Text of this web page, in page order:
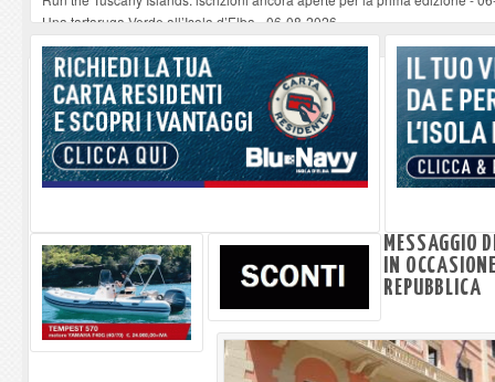
Una tartaruga Verde all’Isola d’Elba-06-08-2026
Furgone in fiamme a Capoliveri, illeso il conducente-06-08-2026
Campo: chiusura della biblioteca comunale in occasione del Santo Patrono
A Carpani si apre la Festa di Liberazione: il programma della prima serata-
MESSAGGIO
IN
REPUBBLICA